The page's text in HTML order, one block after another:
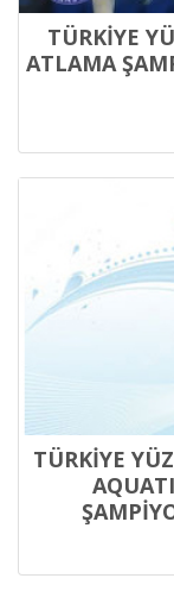
TÜRKİYE
ATLAMA
TÜRKİYE